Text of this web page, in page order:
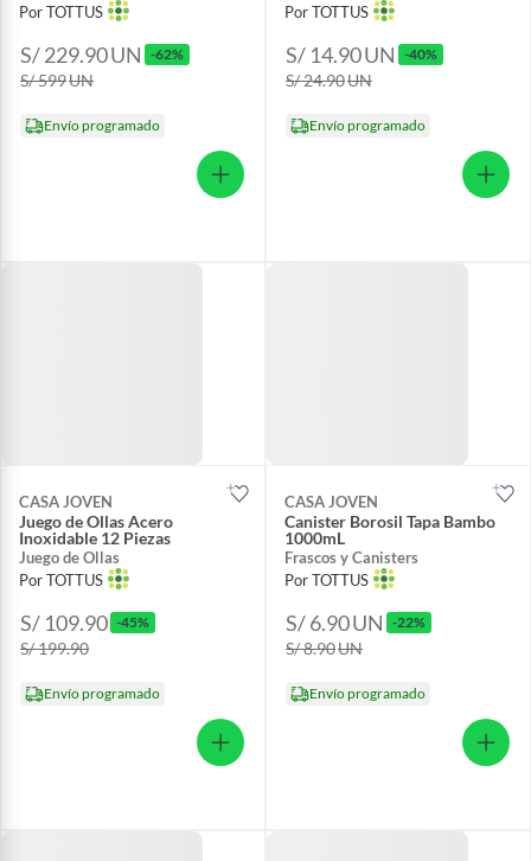
Por TOTTUS
S/ 229.90UN -62%
S/ 599UN
Envío programado
Por TOTTUS
S/ 14.90UN -40%
S/ 24.90UN
Envío programado
CASA JOVEN
Juego de Ollas Acero
Inoxidable 12 Piezas
Juego de Ollas
Por TOTTUS
S/ 109.90 -45%
S/ 199.90
Envío programado
CASA JOVEN
Canister Borosil Tapa Bambo
1000mL
Frascos y Canisters
Por TOTTUS
S/ 6.90UN -22%
S/ 8.90UN
Envío programado